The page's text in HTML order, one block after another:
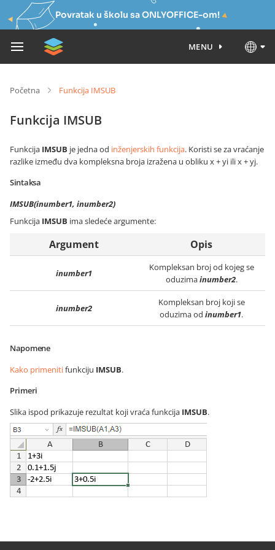
Povratak u školu sa ONLYOFFICE-om!
MENU
Početna Funkcija IMSUB
Funkcija IMSUB
Funkcija IMSUB je jedna od inženjerskih funkcija. Koristi se za vraćanje
razlike između dva kompleksna broja izražena u obliku x + yi ili x + yj.
Sintaksa
IMSUB(inumber1, inumber2)
Funkcija IMSUB ima sledeće argumente:
Argument Opis
inumber1
Kompleksan broj od kojeg se
oduzimainumber2.
inumber2
Kompleksan broj koji se
oduzima od inumber1.
Napomene
Kako primenitifunkciju IMSUB.
Primeri
Slika ispod prikazuje rezultat koji vraća funkcija IMSUB.